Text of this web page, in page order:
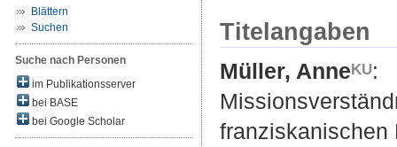
Blättern
Suchen
Suche nach Personen
im Publikationsserver
bei BASE
bei Google Scholar
Titelangaben
Müller, Anne
:
franziskanischen